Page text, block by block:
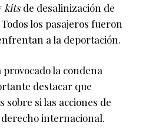
kitsde desalinización de
los pasajeros fueron
a la deportación.
la condena
destacar que
si las acciones de
internacional.